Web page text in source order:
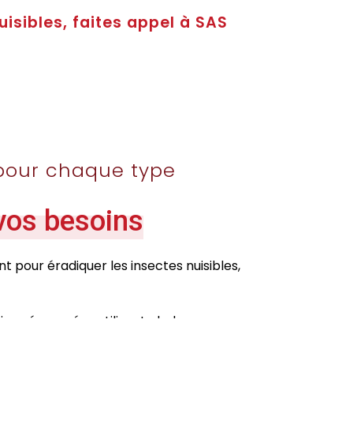
faites appel à SAS
chaque type
besoins
éradiquer les insectes nuisibles,
éprouvées utilisant chaleur,